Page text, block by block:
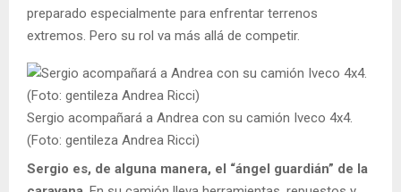
preparado especialmente para enfrentar terrenos
extremos. Pero su rol va más allá de competir.
Sergio acompañará a Andrea con su camión Iveco 4x4.
(Foto: gentileza Andrea Ricci)
Sergio es, de alguna manera, el “ángel guardián” de la